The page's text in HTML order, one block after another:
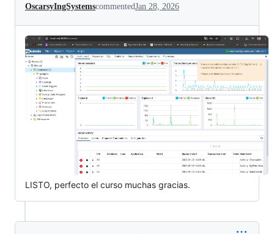
OscarsyIngSystemscommentedJan 28, 2026
LISTO, perfecto el curso muchas gracias.